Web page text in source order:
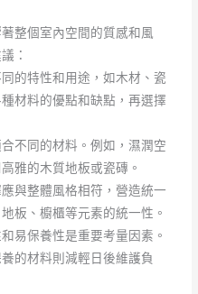
整個室內空間的質感和風
：
的特性和用途，如木材、瓷
材料的優點和缺點，再選擇
不同的材料。例如，濕潤空
雅的木質地板或瓷磚。
與整體風格相符，營造統一
板、櫥櫃等元素的統一性。
易保養性是重要考量因素。
的材料則減輕日後維護負